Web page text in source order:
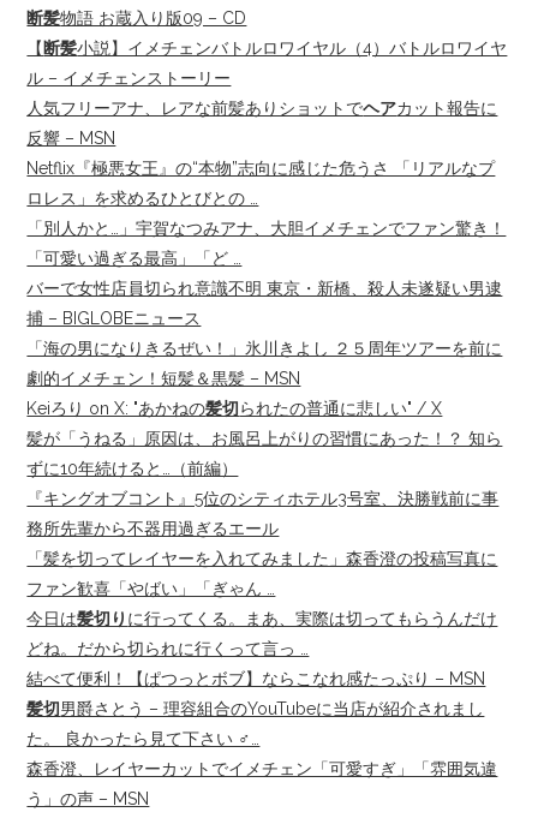
断髪物語 お蔵入り版09 – CD
【 断髪小説】イメチェンバトルロワイヤル（4）バトルロワイヤ
ル – イメチェンストーリー
人気フリーアナ、レアな前髪ありショットでヘアカット報告に
反響 – MSN
Netflix『極悪女王』の“本物”志向に感じた危うさ 「リアルなプ
ロレス」を求めるひとびとの …
「別人かと…」宇賀なつみアナ、大胆イメチェンでファン驚き！
「可愛い過ぎる最高」「ど …
バーで女性店員切られ意識不明 東京・新橋、殺人未遂疑い男逮
捕 – BIGLOBEニュース
「海の男になりきるぜい！」氷川きよし ２５周年ツアーを前に
劇的イメチェン！短髪＆黒髪 – MSN
Keiろり on X: "あかねの髪切られたの普通に悲しい" / X
髪が「うねる」原因は、お風呂上がりの習慣にあった！？ 知ら
ずに10年続けると…（前編）
『キングオブコント』5位のシティホテル3号室、決勝戦前に事
務所先輩から不器用過ぎるエール
「髪を切ってレイヤーを入れてみました」森香澄の投稿写真に
ファン歓喜「やばい」「ぎゃん …
今日は髪切り に行ってくる。まあ、実際は切ってもらうんだけ
どね。だから切られに行くって言っ …
結べて便利！【ぱつっとボブ】ならこなれ感たっぷり – MSN
髪切男爵さとう – 理容組合のYouTubeに当店が紹介されまし
た。 良かったら見て下さい ‍♂️…
森香澄、レイヤーカットでイメチェン「可愛すぎ」「雰囲気違
う」の声 – MSN